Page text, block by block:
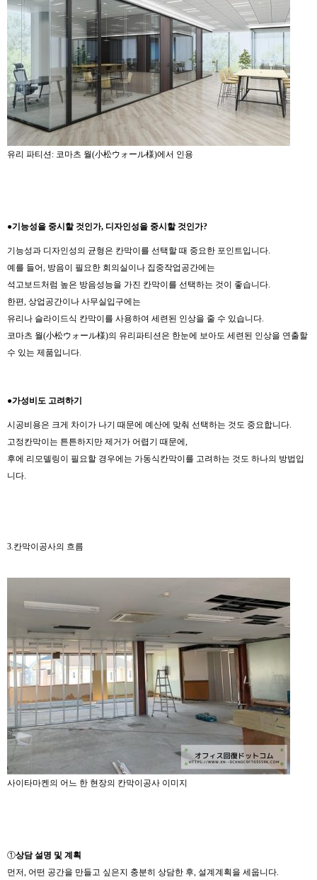
유리 파티션: 코마츠 월(小松ウォール様)에서 인용
●기능성을 중시할 것인가, 디자인성을 중시할 것인가?
기능성과 디자인성의 균형은 칸막이를 선택할 때 중요한 포인트입니다.
예를 들어, 방음이 필요한 회의실이나 집중작업공간에는
석고보드처럼 높은 방음성능을 가진 칸막이를 선택하는 것이 좋습니다.
한편, 상업공간이나 사무실입구에는
유리나 슬라이드식 칸막이를 사용하여 세련된 인상을 줄 수 있습니다.
코마츠 월(小松ウォール様)의 유리파티션은 한눈에 보아도 세련된 인상을 연출할
수 있는 제품입니다.
●가성비도 고려하기
시공비용은 크게 차이가 나기 때문에 예산에 맞춰 선택하는 것도 중요합니다.
고정칸막이는 튼튼하지만 제거가 어렵기 때문에,
후에 리모델링이 필요할 경우에는 가동식칸막이를 고려하는 것도 하나의 방법입
니다.
3.칸막이공사의 흐름
사이타마켄의 어느 한 현장의 칸막이공사 이미지
①상담 설명 및 계획
먼저, 어떤 공간을 만들고 싶은지 충분히 상담한 후, 설계계획을 세웁니다.